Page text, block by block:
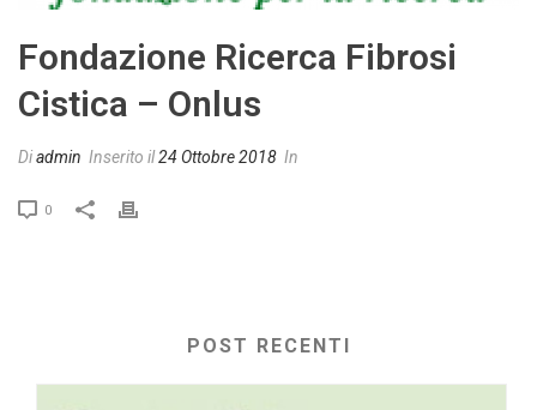
Fondazione Ricerca Fibrosi
Cistica – Onlus
Diadmin Inserito il24 Ottobre 2018 In
0
POST RECENTI